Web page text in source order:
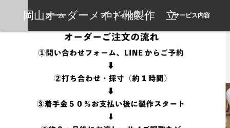
岡山オーダーメイド靴製作 立
岡靴工房
ホーム プロフィール サービス内容